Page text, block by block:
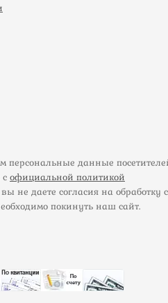
персональные данные
официальной политикой
не даете согласия на обработку
покинуть наш сайт.